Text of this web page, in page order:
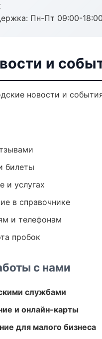
Пн-Пт 09:00-18:00
и
новости и
билеты
и услугах
в справочнике
и телефонам
пробок
с нами
службами
и онлайн-карты
для малого бизнеса